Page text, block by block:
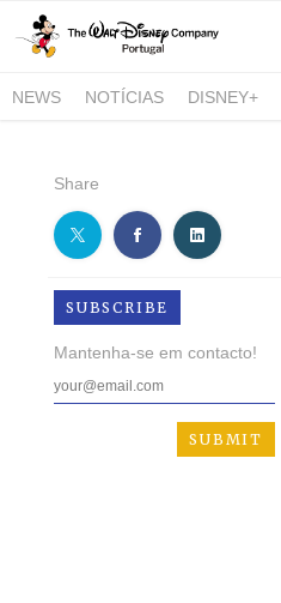
NEWS NOTÍCIAS DISNEY+
Share
SUBSCRIBE
Mantenha-se em contacto!